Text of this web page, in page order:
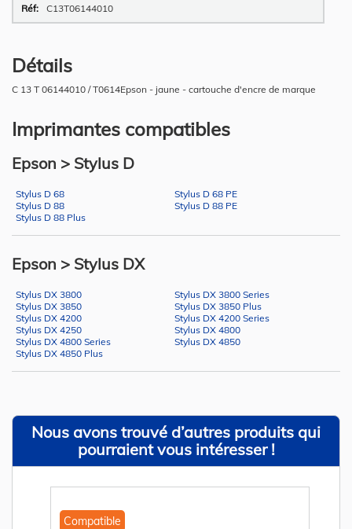
C13T06144010
Détails
C 13 T 06144010 / T0614Epson - jaune - cartouche d'encre de marque
Imprimantes compatibles
Epson > Stylus D
Stylus D 68
Stylus D 68 PE
Stylus D 88
Stylus D 88 PE
Stylus D 88 Plus
Epson > Stylus DX
Stylus DX 3800
Stylus DX 3800 Series
Stylus DX 3850
Stylus DX 3850 Plus
Stylus DX 4200
Stylus DX 4200 Series
Stylus DX 4250
Stylus DX 4800
Stylus DX 4800 Series
Stylus DX 4850
Stylus DX 4850 Plus
Nous avons trouvé d’autres produits qui
pourraient vous intéresser !
Compatible